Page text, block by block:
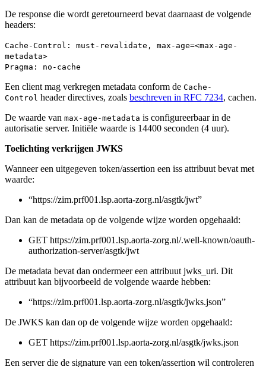
De response die wordt geretourneerd bevat daarnaast de volgende
headers:
Cache-Control: must-revalidate, max-age=<max-age-
metadata>
Pragma: no-cache
Een client mag verkregen metadata conform de Cache-
Control header directives, zoals beschreven in RFC 7234, cachen.
De waarde van max-age-metadata is configureerbaar in de
autorisatie server. Initiële waarde is 14400 seconden (4 uur).
Toelichting verkrijgen JWKS
Wanneer een uitgegeven token/assertion een iss attribuut bevat met
waarde:
“https://zim.prf001.lsp.aorta-zorg.nl/asgtk/jwt”
Dan kan de metadata op de volgende wijze worden opgehaald:
GET https://zim.prf001.lsp.aorta-zorg.nl/.well-known/oauth-
authorization-server/asgtk/jwt
De metadata bevat dan ondermeer een attribuut jwks_uri. Dit
attribuut kan bijvoorbeeld de volgende waarde hebben:
“https://zim.prf001.lsp.aorta-zorg.nl/asgtk/jwks.json”
De JWKS kan dan op de volgende wijze worden opgehaald:
GET https://zim.prf001.lsp.aorta-zorg.nl/asgtk/jwks.json
Een server die de signature van een token/assertion wil controleren